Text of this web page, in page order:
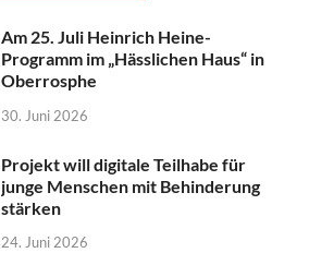
Am 25. Juli Heinrich Heine-
Programm im „Hässlichen Haus“ in
Oberrosphe
30. Juni 2026
Projekt will digitale Teilhabe für
junge Menschen mit Behinderung
stärken
24. Juni 2026